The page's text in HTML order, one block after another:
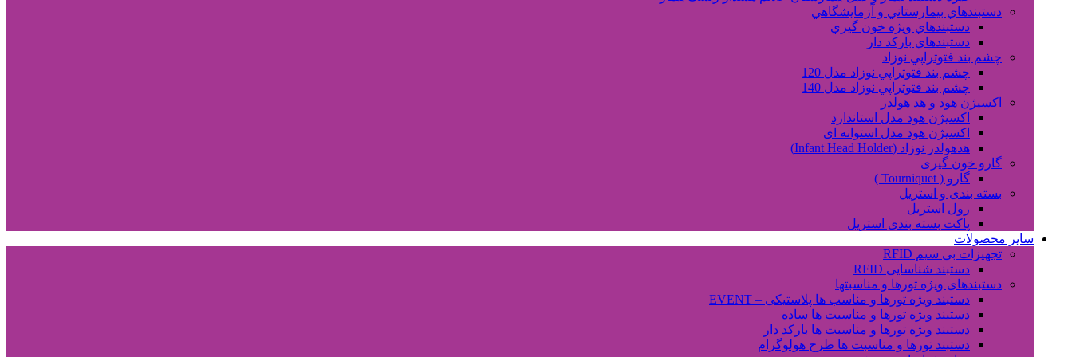
دستبندهاي بيمارستاني و آزمايشگاهي
دستبندهاي ويژه خون گيري
دستبندهاي بارکد دار
چشم بند فتوتراپي نوزاد
چشم بند فتوتراپي نوزاد مدل 120
چشم بند فتوتراپي نوزاد مدل 140
اکسیژن هود و هد هولدر
اکسیژن هود مدل استاندارد
اکسیژن هود مدل استوانه ای
هدهولدر نوزاد (Infant Head Holder)
گارو خون گیری
گارو ( Tourniquet )
بسته بندی و استریل
رول استریل
پاکت بسته بندی استریل
سایر محصولات
تجهیزات بی سیم RFID
دستبند شناسایی RFID
دستبندهای ویژه تورها و مناسبتها
دستبند ویژه تورها و مناسب ها پلاستیکی – EVENT
دستبند ویژه تورها و مناسبت ها ساده
دستبند ویژه تورها و مناسبت ها بارکد دار
دستبند تورها و مناسبت ها طرح هولوگرام